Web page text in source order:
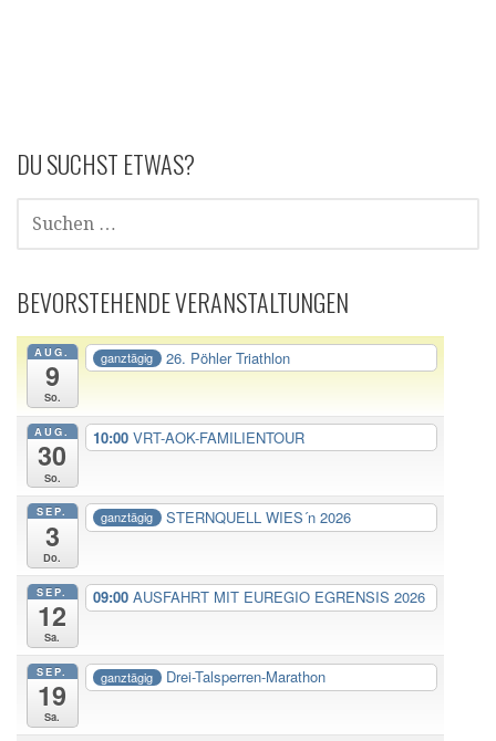
DU SUCHST ETWAS?
NACH:
BEVORSTEHENDE VERANSTALTUNGEN
AUG.
9
So.
ganztägig 26. Pöhler Triathlon
AUG.
30
So.
10:00 VRT-AOK-FAMILIENTOUR
SEP.
3
Do.
ganztägig STERNQUELL WIES´n 2026
SEP.
12
Sa.
09:00 AUSFAHRT MIT EUREGIO EGRENSIS 2026
SEP.
19
Sa.
ganztägig Drei-Talsperren-Marathon